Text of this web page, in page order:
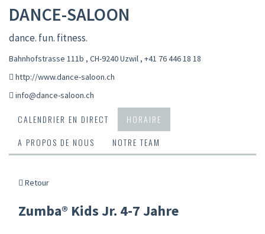
DANCE-SALOON
dance. fun. fitness.
Bahnhofstrasse 111b , CH-9240 Uzwil , +41 76 446 18 18
http://www.dance-saloon.ch
info@dance-saloon.ch
CALENDRIER EN DIRECT
HORAIRE
A PROPOS DE NOUS
NOTRE TEAM
Retour
Zumba® Kids Jr. 4-7 Jahre